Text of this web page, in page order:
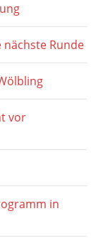
Runde
vor
in